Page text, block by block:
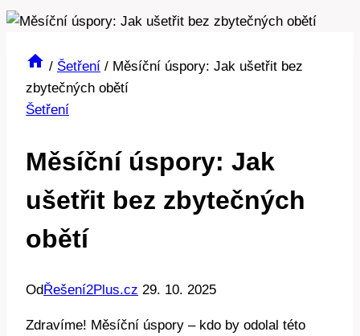
/ Šetření / Měsíční úspory: Jak ušetřit bez
zbytečných obětí
Šetření
Měsíční úspory: Jak
ušetřit bez zbytečných
obětí
OdŘešení2Plus.cz 29. 10. 2025
Zdravíme! Měsíční úspory – kdo by odolal této